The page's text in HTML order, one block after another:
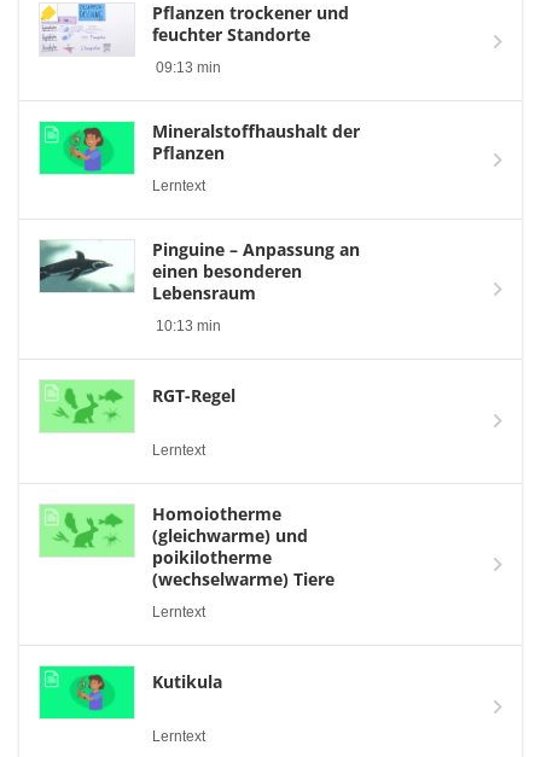
Pflanzen trockener und
feuchter Standorte
09:13 min
Mineralstoffhaushalt der
Pflanzen
Lerntext
Pinguine – Anpassung an
einen besonderen
Lebensraum
10:13 min
RGT-Regel
Lerntext
Homoiotherme
(gleichwarme) und
poikilotherme
(wechselwarme) Tiere
Lerntext
Kutikula
Lerntext